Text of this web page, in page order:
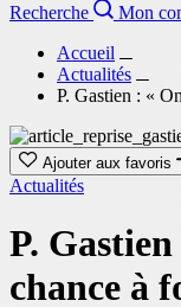
Recherche
Mon
Accueil
Actualités
P. Gastien : «
Ajouter aux favoris
Actualités
P.
chance à